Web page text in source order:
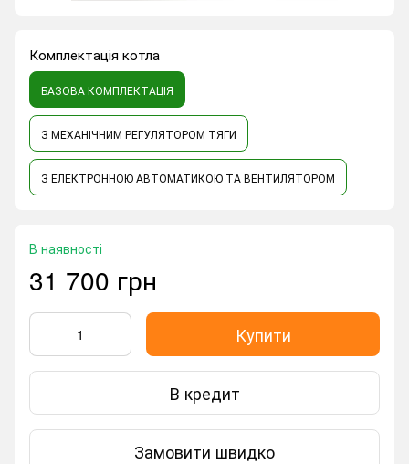
Комплектація котла
БАЗОВА КОМПЛЕКТАЦІЯ
З МЕХАНІЧНИМ РЕГУЛЯТОРОМ ТЯГИ
З ЕЛЕКТРОННОЮ АВТОМАТИКОЮ ТА ВЕНТИЛЯТОРОМ
В наявності
31 700 грн
Купити
В кредит
Замовити швидко